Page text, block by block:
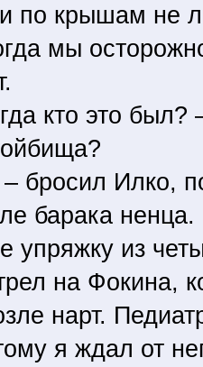
по крышам не
мы
кто это
бросил Илко,
барака
упряжку из
на Фокина,
нарт.
я ждал от